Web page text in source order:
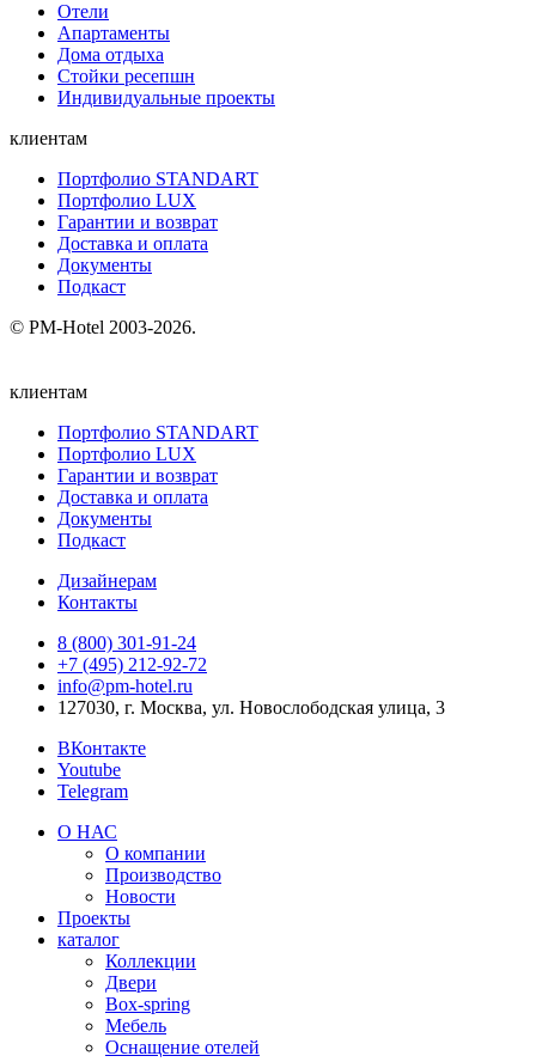
Отели
Апартаменты
Дома отдыха
Стойки ресепшн
Индивидуальные проекты
клиентам
Портфолио STANDART
Портфолио LUX
Гарантии и возврат
Доставка и оплата
Документы
Подкаст
© PM-Hotel 2003-2026.
клиентам
Портфолио STANDART
Портфолио LUX
Гарантии и возврат
Доставка и оплата
Документы
Подкаст
Дизайнерам
Контакты
8 (800) 301‑91‑24
+7 (495) 212‑92‑72
info@pm-hotel.ru
127030, г. Москва, ул. Новослободская улица, 3
ВКонтакте
Youtube
Telegram
О НАС
О компании
Производство
Новости
Проекты
каталог
Коллекции
Двери
Box-spring
Мебель
Оснащение отелей